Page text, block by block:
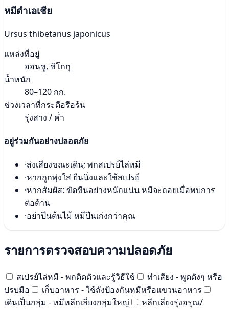
หมีดำเอเชีย
Ursus thibetanus japonicus
แหล่งที่อยู่
ฮอนชู, ชิโกกุ
น้ำหนัก
80–120 กก.
ช่วงเวลาที่กระตือรือร้น
รุ่งสาง / ค่ำ
อยู่ร่วมกันอย่างปลอดภัย
·ส่งเสียงขณะเดิน; พกสเปรย์ไล่หมี
·หากถูกพุ่งใส่ ยืนนิ่งและใช้สเปรย์
·หากสัมผัส: ขัดขืนอย่างหนักแน่น หมีจะถอยเมื่อพบการ
ต่อต้าน
·อย่าปีนต้นไม้ หมีปีนเก่งกว่าคุณ
รายการตรวจสอบความปลอดภัย
สเปรย์ไล่หมี - พกติดตัวและรู้วิธีใช้
ทำเสียง - พูดดังๆ หรือ
ปรบมือ
เก็บอาหาร - ใช้ถังป้องกันหมีหรือแขวนอาหาร
เดินเป็นกลุ่ม - หมีหลีกเลี่ยงกลุ่มใหญ่
หลีกเลี่ยงรุ่งอรุณ/